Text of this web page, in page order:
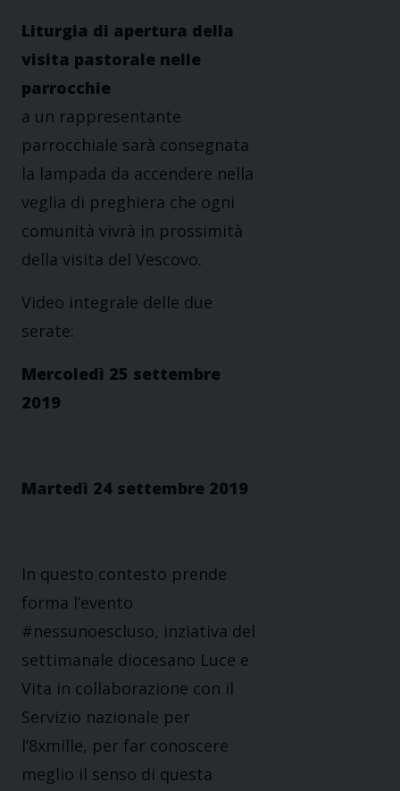
Liturgia di apertura della
visita pastorale nelle
parrocchie
a un rappresentante
parrocchiale sarà consegnata
la lampada da accendere nella
veglia di preghiera che ogni
comunità vivrà in prossimità
della visita del Vescovo.
Video integrale delle due
serate:
Mercoledì 25 settembre
2019
Martedì 24 settembre 2019
In questo contesto prende
forma l’evento
#nessunoescluso, inziativa del
settimanale diocesano Luce e
Vita in collaborazione con il
Servizio nazionale per
l’8xmille, per far conoscere
meglio il senso di questa